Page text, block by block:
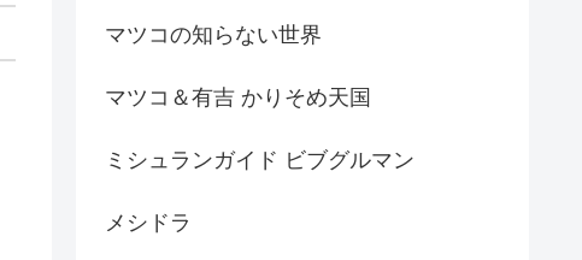
マツコの知らない世界
マツコ＆有吉 かりそめ天国
ミシュランガイド ビブグルマン
メシドラ